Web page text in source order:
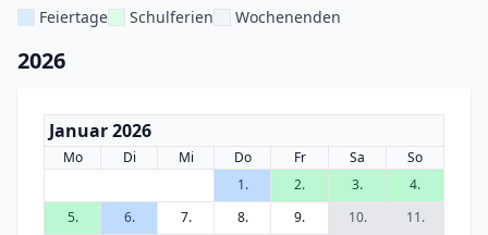
Feiertage Schulferien Wochenenden
2026
Januar 2026
Mo Di Mi Do Fr Sa
So
1.
2. 3.
4.
5.
6. 7. 8. 9. 10.
11.